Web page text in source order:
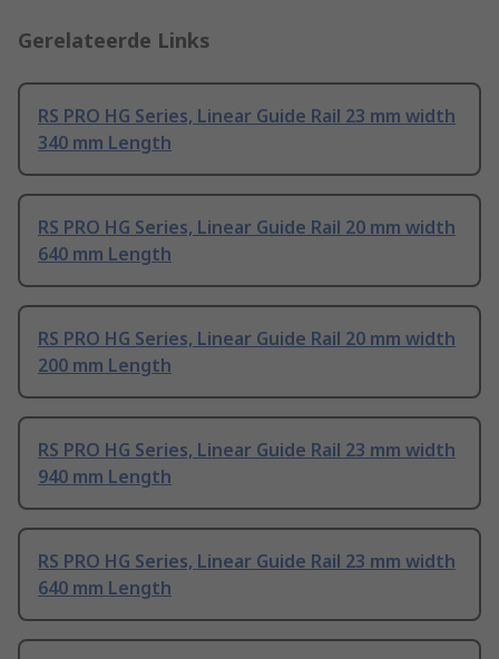
Gerelateerde Links
RS PRO HG Series, Linear Guide Rail 23 mm width
340 mm Length
RS PRO HG Series, Linear Guide Rail 20 mm width
640 mm Length
RS PRO HG Series, Linear Guide Rail 20 mm width
200 mm Length
RS PRO HG Series, Linear Guide Rail 23 mm width
940 mm Length
RS PRO HG Series, Linear Guide Rail 23 mm width
640 mm Length